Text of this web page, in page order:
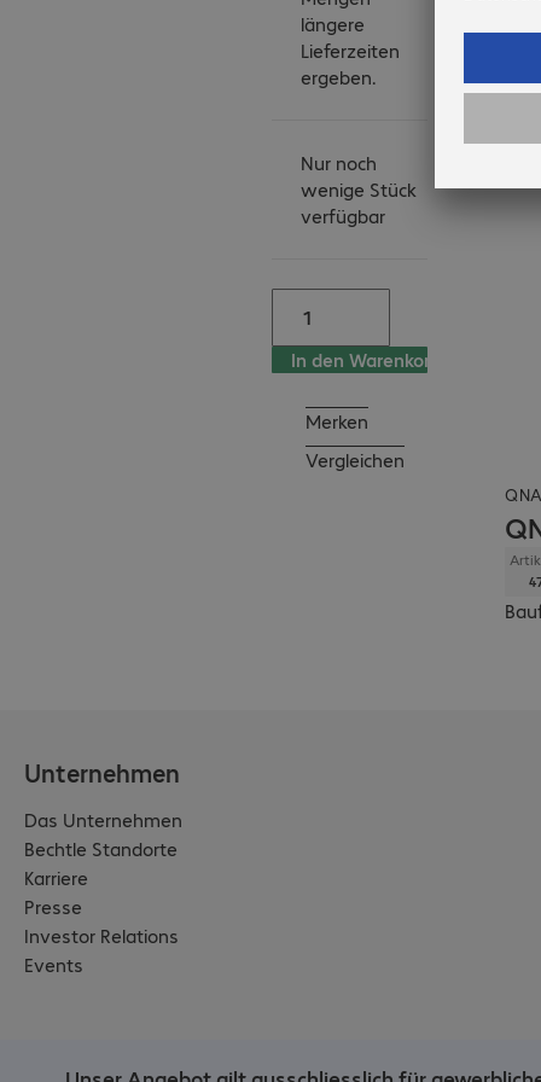
längere
Lieferzeiten
ergeben.
Nur noch
wenige Stück
verfügbar
In den Warenkorb
Merken
Vergleichen
Unternehmen
Das Unternehmen
Bechtle Standorte
Karriere
Presse
Investor Relations
Events